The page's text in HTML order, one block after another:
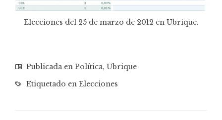
Elecciones del 25 de marzo de 2012 en Ubrique.
Publicada en Política, Ubrique
Etiquetado en Elecciones